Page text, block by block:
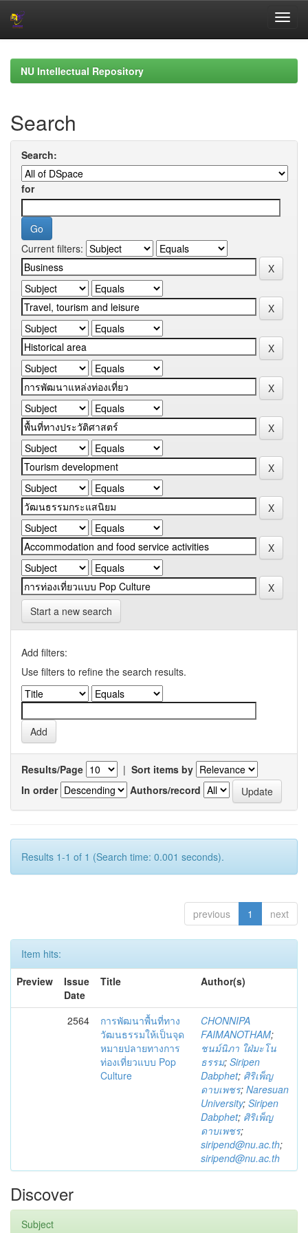
navigationNU Intellectual Repository
Search
Search:
for
Current filters:
Start a new search
Add filters:
Use filters to refine the search results.
Results/Page | Sort items by
In order
Authors/record
Results 1-1 of 1 (Search time: 0.001 seconds).
previous 1 next
Item hits:
Preview
Issue
Date
Title Author(s)
2564
การพัฒนาพื้นที่ทาง
วัฒนธรรมให้เป็นจุด
หมายปลายทางการ
ท่องเที่ยวแบบ Pop
Culture
CHONNIPA
FAIMANOTHAM;
ชนม์นิภา ใฝ่มะโน
ธรรม; Siripen
Dabphet; ศิริเพ็ญ
ดาบเพชร; Naresuan
University; Siripen
Dabphet; ศิริเพ็ญ
ดาบเพชร;
siripend@nu.ac.th;
siripend@nu.ac.th
Discover
Subject